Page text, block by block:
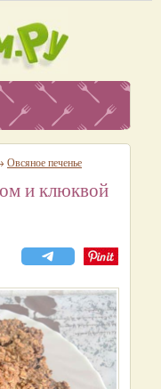
Овсяное печенье
и клюквой